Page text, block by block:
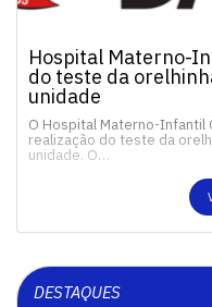
Hospital Materno-
do teste da
unidade
O Hospital Materno-Infantil
realização do teste da
unidade. O…
DESTAQUES